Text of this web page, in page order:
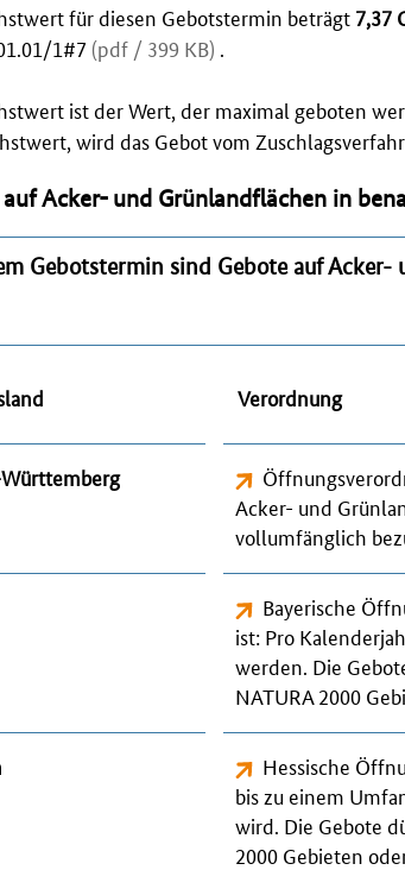
für diesen Gebotstermin beträgt 7,37
1#7 (pdf / 399 KB)
ist der Wert, der maximal geboten
wird das Gebot vom
Acker- und Grünlandflächen in
Gebotstermin sind Gebote auf Acker-
Verordnung
Acker- und
vollumfänglich
Bayerische
ist: Pro
werden. Die
NATURA 2000
Hessische
bis zu einem
wird. Die Gebote
2000 Gebieten